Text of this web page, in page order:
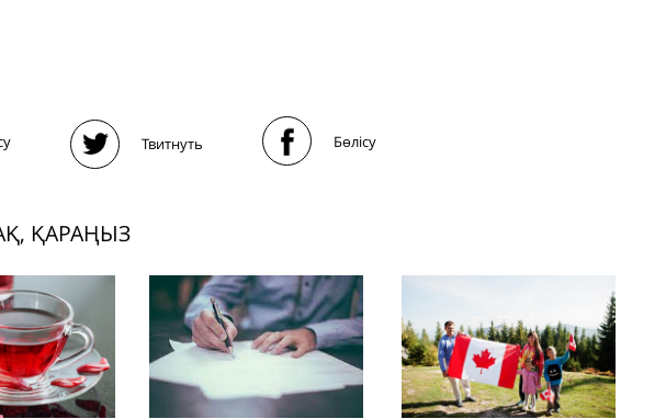
Твитнуть Бөлісу
ҚАРАҢЫЗ